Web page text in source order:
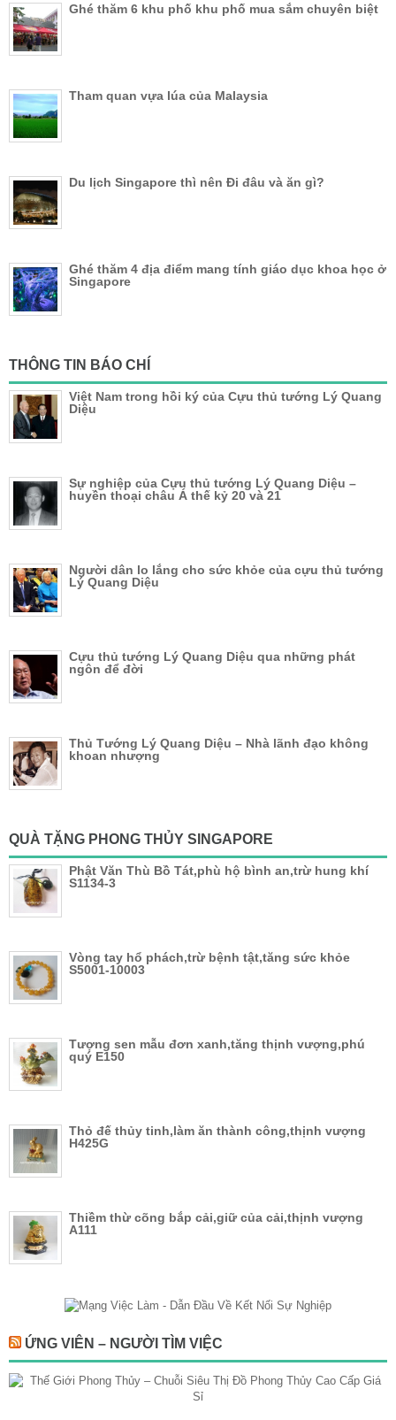
Ghé thăm 6 khu phố khu phố mua sắm chuyên biệt
Tham quan vựa lúa của Malaysia
Du lịch Singapore thì nên Đi đâu và ăn gì?
Ghé thăm 4 địa điểm mang tính giáo dục khoa học ở
Singapore
THÔNG TIN BÁO CHÍ
Việt Nam trong hồi ký của Cựu thủ tướng Lý Quang
Diệu
Sự nghiệp của Cựu thủ tướng Lý Quang Diệu –
huyền thoại châu Á thế kỷ 20 và 21
Người dân lo lắng cho sức khỏe của cựu thủ tướng
Lý Quang Diệu
Cựu thủ tướng Lý Quang Diệu qua những phát
ngôn để đời
Thủ Tướng Lý Quang Diệu – Nhà lãnh đạo không
khoan nhượng
QUÀ TẶNG PHONG THỦY SINGAPORE
Phật Văn Thù Bồ Tát,phù hộ bình an,trừ hung khí
S1134-3
Vòng tay hổ phách,trừ bệnh tật,tăng sức khỏe
S5001-10003
Tượng sen mẫu đơn xanh,tăng thịnh vượng,phú
quý E150
Thỏ đế thủy tinh,làm ăn thành công,thịnh vượng
H425G
Thiềm thừ cõng bắp cải,giữ của cải,thịnh vượng
A111
ỨNG VIÊN – NGƯỜI TÌM VIỆC